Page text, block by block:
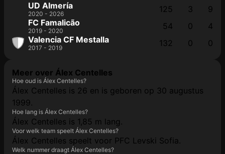
UD Almería
2020 - 2026 125 3
9
FC Famalicão
2019 - 2020 54 0
4
Valencia CF Mestalla
2017 - 2019 132 0 0
Meer over Álex Centelles
Hoe oud is Álex Centelles?
Álex Centelles is 26 en is geboren op 30 augustus
1999.
Hoe lang is Álex Centelles?
Álex Centelles is 1,85 m lang.
Voor welk team speelt Álex Centelles?
Álex Centelles speelt voor PFC Levski Sofia.
Welk nummer draagt Álex Centelles?